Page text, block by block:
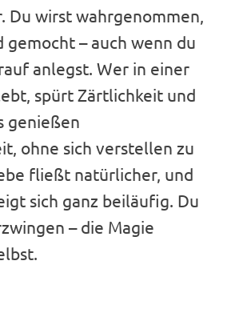
Du wirst wahrgenommen,
– auch wenn du
anlegst. Wer in einer
spürt Zärtlichkeit und
genießen
ohne sich verstellen zu
fließt natürlicher, und
sich ganz beiläufig. Du
– die Magie